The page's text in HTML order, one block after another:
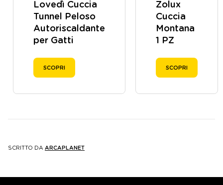
Lovedì Cuccia
Tunnel Peloso
Autoriscaldante
per Gatti
SCOPRI
Zolux
Cuccia
Montana
1 PZ
SCOPRI
SCRITTO DA ARCAPLANET